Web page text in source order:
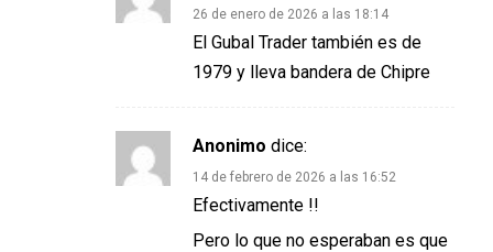
26 de enero de 2026 a las 18:14
El Gubal Trader también es de
1979 y lleva bandera de Chipre
Anonimo dice:
14 de febrero de 2026 a las 16:52
Efectivamente !!
Pero lo que no esperaban es que